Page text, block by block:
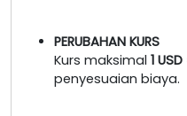
PERUBAHAN KURS
Kurs maksimal 1
penyesuaian biaya.